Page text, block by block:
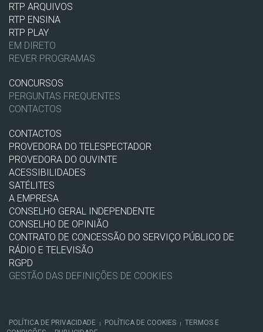
RTP ARQUIVOS
RTP ENSINA
RTP PLAY
EM DIRETO
REVER PROGRAMAS
CONCURSOS
PERGUNTAS FREQUENTES
CONTACTOS
CONTACTOS
PROVEDORA DO TELESPECTADOR
PROVEDORA DO OUVINTE
ACESSIBILIDADES
SATÉLITES
A EMPRESA
CONSELHO GERAL INDEPENDENTE
CONSELHO DE OPINIÃO
CONTRATO DE CONCESSÃO DO SERVIÇO PÚBLICO DE
RÁDIO E TELEVISÃO
RGPD
GESTÃO DAS DEFINIÇÕES DE COOKIES
POLÍTICA DE PRIVACIDADE | POLÍTICA DE COOKIES |
TERMOS E